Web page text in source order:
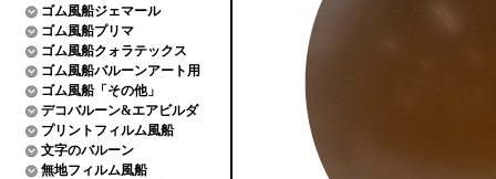
ゴム風船ジェマール
ゴム風船プリマ
ゴム風船クォラテックス
ゴム風船バルーンアート用
ゴム風船「その他」
デコバルーン&エアビルダ
プリントフィルム風船
文字のバルーン
無地フィルム風船